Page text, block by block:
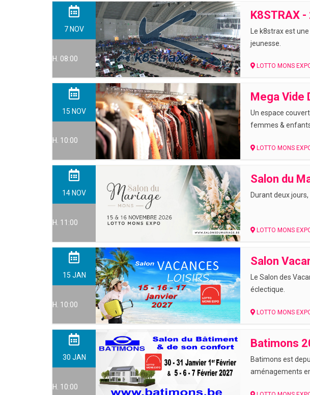
7 NOV
H. 08:00
K8STRAX
Le k8strax est
jeunesse.
LOTTO MONS
15 NOV
H. 10:00
Mega Vide
Un espace
femmes &
LOTTO MONS
14 NOV
H. 11:00
Salon du
Durant deux
LOTTO MONS
15 JAN
H. 10:00
Salon
Le Salon des
éclectique.
LOTTO MONS
30 JAN
H. 10:00
Batimons
Batimons est
aménagements